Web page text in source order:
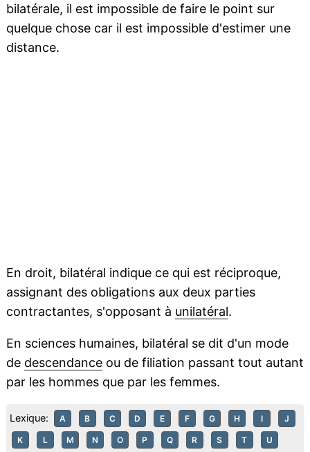
bilatérale, il est impossible de faire le point sur
quelque chose car il est impossible d'estimer une
distance.
En droit, bilatéral indique ce qui est réciproque,
assignant des obligations aux deux parties
contractantes, s'opposant à unilatéral.
En sciences humaines, bilatéral se dit d'un mode
de descendanceou de filiation passant tout autant
par les hommes que par les femmes.
Lexique: A B C D E F G H I J
K L M N O P Q R S T U